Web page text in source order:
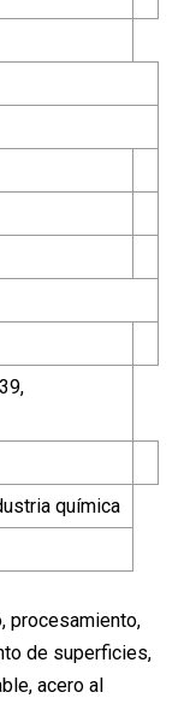
química
procesamiento,
de superficies,
acero al